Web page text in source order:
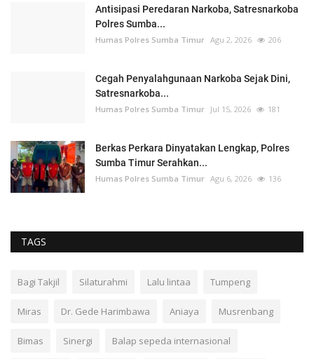
Antisipasi Peredaran Narkoba, Satresnarkoba
Polres Sumba...
Humas Polres Sumba Timur Agu 2, 2026 206
Cegah Penyalahgunaan Narkoba Sejak Dini,
Satresnarkoba...
Humas Polres Sumba Timur Jul 15, 2026 181
Berkas Perkara Dinyatakan Lengkap, Polres
Sumba Timur Serahkan...
Humas Polres Sumba Timur Agu 6, 2026 136
TAGS
Bagi Takjil Silaturahmi Lalu lintaa Tumpeng
Miras Dr. Gede Harimbawa Aniaya Musrenbang
Bimas Sinergi Balap sepeda internasional